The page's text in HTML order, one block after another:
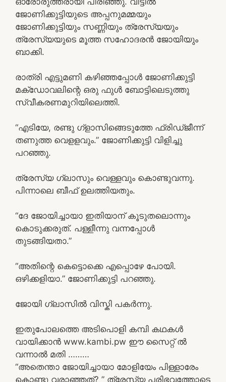
ജോണിക്കുട്ടിയുടെ അപ്പനുമമ്മയും
ജോണിക്കുട്ടിയും സണ്ണിയും ത്രേസ്യയും
ത്രേസ്യയുടെ മൂത്ത സഹോദരൻ ജോയിയും
ബാക്കി.
രാത്രി എട്ടുമണി കഴിഞ്ഞപ്പോൾ ജോണിക്കുട്ടി
മക്ഡോവലിന്റെ ഒരു ഫുൾ ബോട്ടിലെടുത്തു
സ്വീകരണമുറിയിലെത്തി.
“എടിയേ, രണ്ടു ഗ്ളാസിങ്ങെടുത്തേ ഫ്രിഡ്ജീന്ന്
തണുത്ത വെളളവും.” ജോണിക്കുട്ടി വിളിച്ചു
പറഞ്ഞു.
ത്രേസ്യ ഗ്ലാസും വെള്ളവും കൊണ്ടുവന്നു.
പിന്നാലെ ബീഫ് ഉലത്തിയതും.
“ദേ ജോയിച്ചായാ ഇതിയാന് കൂടുതലൊന്നും
കൊടുക്കരുത്. പള്ളീന്നു വന്നപ്പോൾ
തുടങ്ങിയതാ.”
“അതിന്റെ കെട്ടൊക്കെ എപ്പൊഴേ പോയി.
ഒഴിക്കളിയാ.” ജോണിക്കുട്ടി പറഞ്ഞു.
ജോയി ഗ്ലാസിൽ വിസ്കി പകർന്നു.
ഇതുപോലത്തെ അടിപൊളി കമ്പി കഥകൾ
വായിക്കാൻ www.kambi.pw ഈ സൈറ്റ് ൽ
വന്നാൽ മതി ………
“അതെന്താ ജോയിച്ചായാ മോളിയേം പിള്ളാരേം
കൊണ്ടു വരാഞ്ഞത്? ” ത്രേസ്യ പരിഭവത്തോടെ